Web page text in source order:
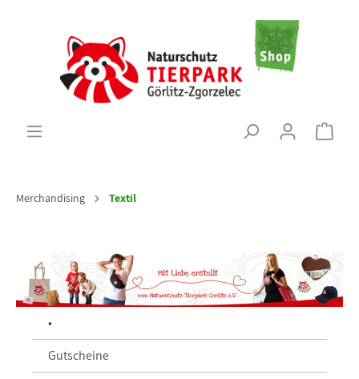
Merchandising Textil
•
Gutscheine